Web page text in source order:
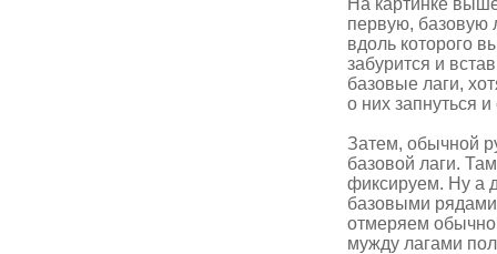
На картинке
первую, базовую
вдоль которого
забурится и
базовые лаги,
о них запнуться
Затем, обычной
базовой лаги.
фиксируем. Ну а
базовыми
отмеряем
мужду лагами